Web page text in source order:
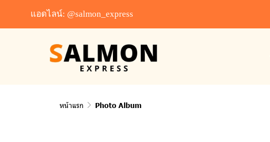
แอดไลน์: @salmon_express
หน้าแรก Photo Album